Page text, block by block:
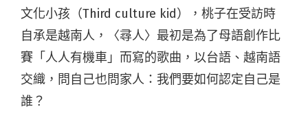
文化小孩（Third culture kid），桃子在受訪時
自承是越南人，〈尋人〉最初是為了母語創作比
賽「人人有機車」而寫的歌曲，以台語、越南語
交織，問自己也問家人：我們要如何認定自己是
誰？